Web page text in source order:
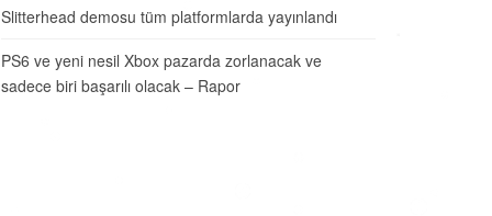
Slitterhead demosu tüm platformlarda yayınlandı
PS6 ve yeni nesil Xbox pazarda zorlanacak ve
sadece biri başarılı olacak – Rapor